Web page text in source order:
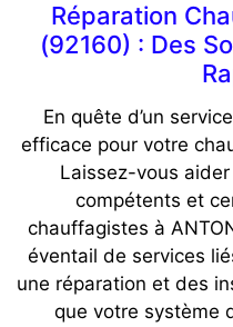
Réparation
(92160) : Des
En quête d’un
efficace pour votre
Laissez-vous
compétents et
chauffagistes à
éventail de services
une réparation et des
que votre système